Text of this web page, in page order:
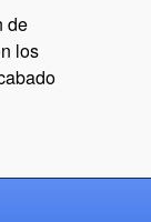
de
los